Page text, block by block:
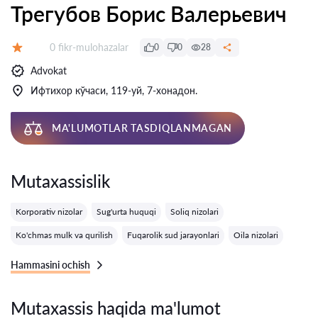
Трегубов Борис Валерьевич
Fikrlar:
0 fikr-mulohazalar 0 0 28
Advokat
Ифтихор кўчаси, 119-уй, 7-хонадон.
MA'LUMOTLAR TASDIQLANMAGAN
Mutaxassislik
Korporativ nizolar Sug'urta huquqi Soliq nizolari
Ko'chmas mulk va qurilish Fuqarolik sud jarayonlari Oila nizolari
Hammasini ochish
Mutaxassis haqida ma'lumot